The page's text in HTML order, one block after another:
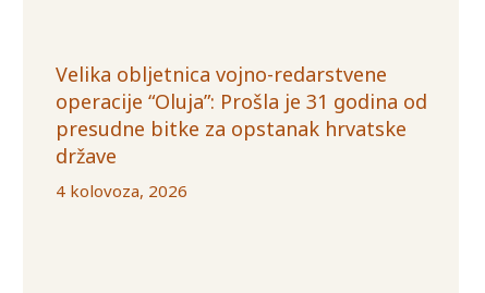
Velika obljetnica vojno-redarstvene
operacije “Oluja”: Prošla je 31 godina od
presudne bitke za opstanak hrvatske
države
4 kolovoza, 2026